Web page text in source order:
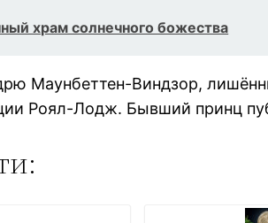
храм солнечного божества
Маунбеттен-Виндзор,
Роял-Лодж. Бывший принц